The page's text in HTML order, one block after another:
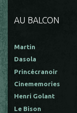
AU BALCON
Martin
Dasola
Princécranoir
Cinememories
Henri Golant
Le Bison